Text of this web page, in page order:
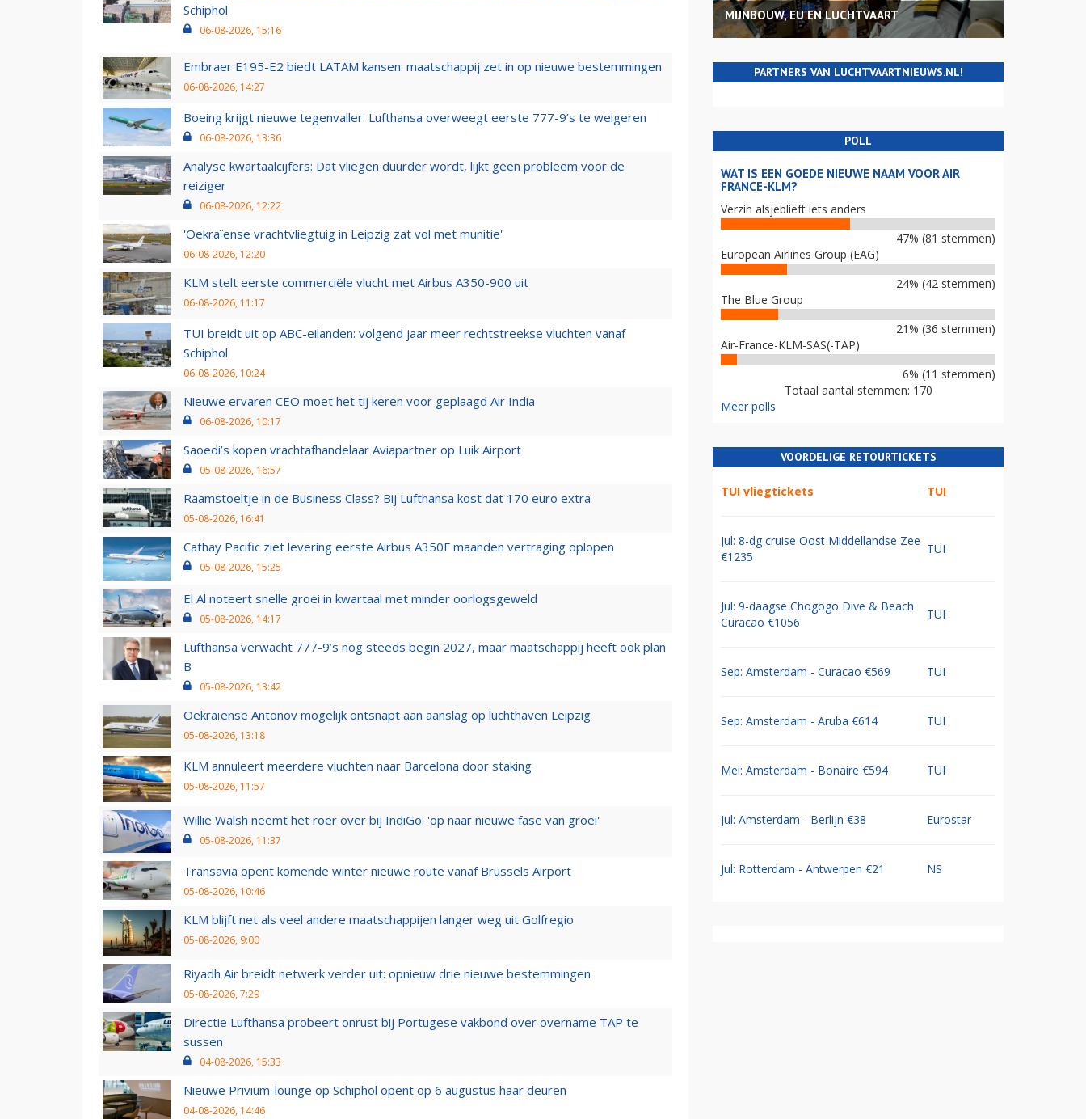
Schiphol
06-08-2026, 15:16
Embraer E195-E2 biedt LATAM kansen: maatschappij zet in op nieuwe bestemmingen
06-08-2026, 14:27
Boeing krijgt nieuwe tegenvaller: Lufthansa overweegt eerste 777-9’s te weigeren
06-08-2026, 13:36
Analyse kwartaalcijfers: Dat vliegen duurder wordt, lijkt geen probleem voor de
reiziger
06-08-2026, 12:22
'Oekraïense vrachtvliegtuig in Leipzig zat vol met munitie'
06-08-2026, 12:20
KLM stelt eerste commerciële vlucht met Airbus A350-900 uit
06-08-2026, 11:17
TUI breidt uit op ABC-eilanden: volgend jaar meer rechtstreekse vluchten vanaf
Schiphol
06-08-2026, 10:24
Nieuwe ervaren CEO moet het tij keren voor geplaagd Air India
06-08-2026, 10:17
Saoedi’s kopen vrachtafhandelaar Aviapartner op Luik Airport
05-08-2026, 16:57
Raamstoeltje in de Business Class? Bij Lufthansa kost dat 170 euro extra
05-08-2026, 16:41
Cathay Pacific ziet levering eerste Airbus A350F maanden vertraging oplopen
05-08-2026, 15:25
El Al noteert snelle groei in kwartaal met minder oorlogsgeweld
05-08-2026, 14:17
Lufthansa verwacht 777-9’s nog steeds begin 2027, maar maatschappij heeft ook plan
B
05-08-2026, 13:42
Oekraïense Antonov mogelijk ontsnapt aan aanslag op luchthaven Leipzig
05-08-2026, 13:18
KLM annuleert meerdere vluchten naar Barcelona door staking
05-08-2026, 11:57
Willie Walsh neemt het roer over bij IndiGo: 'op naar nieuwe fase van groei'
05-08-2026, 11:37
Transavia opent komende winter nieuwe route vanaf Brussels Airport
05-08-2026, 10:46
KLM blijft net als veel andere maatschappijen langer weg uit Golfregio
05-08-2026, 9:00
Riyadh Air breidt netwerk verder uit: opnieuw drie nieuwe bestemmingen
05-08-2026, 7:29
Directie Lufthansa probeert onrust bij Portugese vakbond over overname TAP te
sussen
04-08-2026, 15:33
Nieuwe Privium-lounge op Schiphol opent op 6 augustus haar deuren
04-08-2026, 14:46
MIJNBOUW, EU EN LUCHTVAART
PARTNERS VAN LUCHTVAARTNIEUWS.NL!
POLL
WAT IS EEN GOEDE NIEUWE NAAM VOOR AIR
FRANCE-KLM?
Verzin alsjeblieft iets anders
47% (81 stemmen)
European Airlines Group (EAG)
24% (42 stemmen)
The Blue Group
21% (36 stemmen)
Air-France-KLM-SAS(-TAP)
6% (11 stemmen)
Totaal aantal stemmen: 170
Meer polls
VOORDELIGE RETOURTICKETS
TUI vliegtickets TUI
Jul: 8-dg cruise Oost Middellandse Zee
€1235
TUI
Jul: 9-daagse Chogogo Dive & Beach
Curacao €1056
TUI
Sep: Amsterdam - Curacao €569 TUI
Sep: Amsterdam - Aruba €614 TUI
Mei: Amsterdam - Bonaire €594 TUI
Jul: Amsterdam - Berlijn €38 Eurostar
Jul: Rotterdam - Antwerpen €21 NS